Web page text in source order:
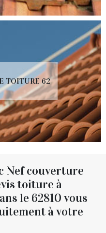
TOITURE 62
Nef couverture
toiture à
le 62810 vous
à votre